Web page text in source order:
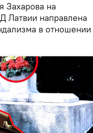
на
Латвии направлена
в отношении